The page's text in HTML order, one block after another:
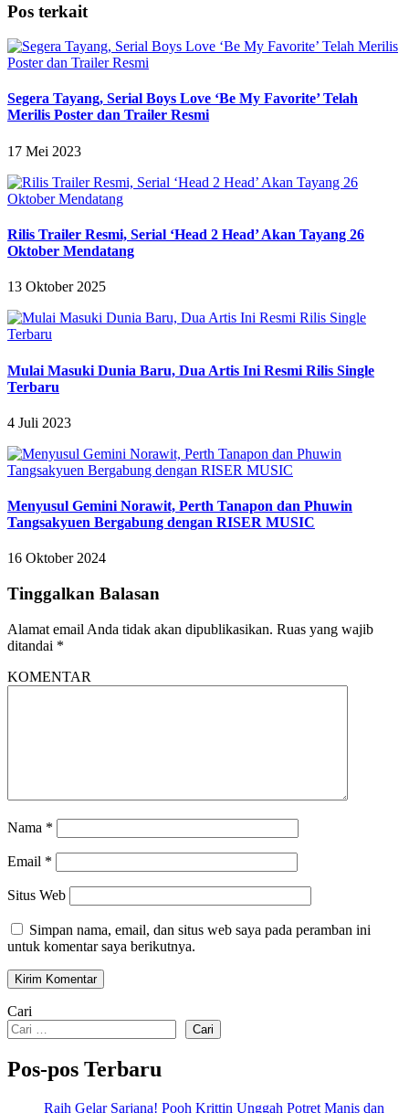
Pos terkait
Segera Tayang, Serial Boys Love ‘Be My Favorite’ Telah
Merilis Poster dan Trailer Resmi
17 Mei 2023
Rilis Trailer Resmi, Serial ‘Head 2 Head’ Akan Tayang 26
Oktober Mendatang
13 Oktober 2025
Mulai Masuki Dunia Baru, Dua Artis Ini Resmi Rilis Single
Terbaru
4 Juli 2023
Menyusul Gemini Norawit, Perth Tanapon dan Phuwin
Tangsakyuen Bergabung dengan RISER MUSIC
16 Oktober 2024
Tinggalkan Balasan
Alamat email Anda tidak akan dipublikasikan. Ruas yang wajib
ditandai *
KOMENTAR
Nama *
Email *
Situs Web
Simpan nama, email, dan situs web saya pada peramban ini
untuk komentar saya berikutnya.
Cari
Cari
Pos-pos Terbaru
Raih Gelar Sarjana! Pooh Krittin Unggah Potret Manis dan